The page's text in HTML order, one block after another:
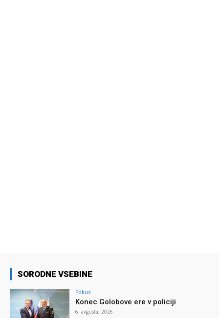
SORODNE VSEBINE
Fokus
Konec Golobove ere v policiji
6. avgusta, 2026